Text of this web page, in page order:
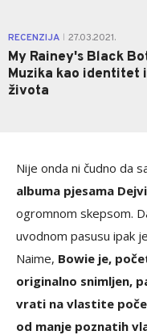
RECENZIJA 27.03.2021.
My Rainey's Black
Muzika kao identitet
života
Nije onda ni čudno da
albuma pjesama
ogromnom skepsom.
uvodnom pasusu ipak
Naime, Bowie je,
originalno snimljen,
vrati na vlastite
od manje poznatih